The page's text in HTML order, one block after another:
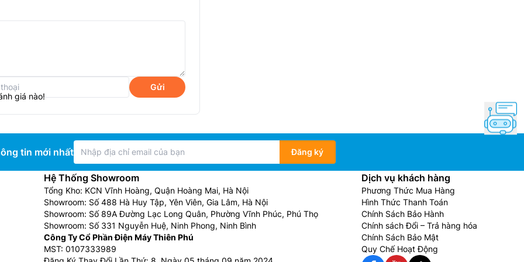
đa chức năng vừa có thể nấu lẩu mà còn
chóng và dễ dàng.
có thể quan sát quá trình chế biến được
ngon.
Gửi
giá nào!
tin mới nhất Đăng ký
Hệ Thống Showroom
Tổng Kho: KCN Vĩnh Hoàng, Quận Hoàng Mai, Hà Nội
Showroom: Số 488 Hà Huy Tập, Yên Viên, Gia Lâm, Hà Nội
Showroom: Số 89A Đường Lạc Long Quân, Phường Vĩnh Phúc, Phú Thọ
Showroom: Số 331 Nguyễn Huệ, Ninh Phong, Ninh Bình
Công Ty Cổ Phần Điện Máy Thiên Phú
MST: 0107333989
Dịch vụ khách hàng
Phương Thức Mua Hàng
Hình Thức Thanh Toán
Chính Sách Bảo Hành
Chính sách Đổi – Trả hàng hóa
Chính Sách Bảo Mật
Quy Chế Hoạt Động